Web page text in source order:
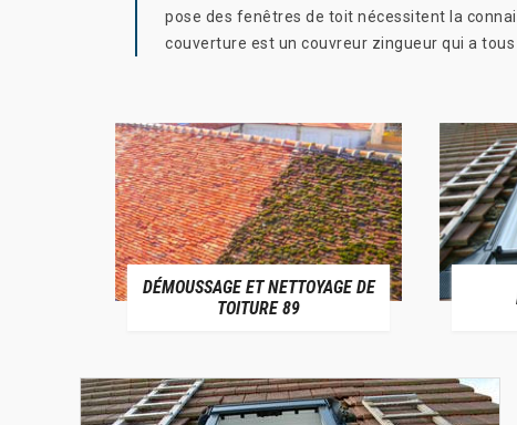
pose des fenêtres de toit nécessitent la
couverture est un couvreur zingueur qui a
DÉMOUSSAGE ET NETTOYAGE DE
TOITURE 89